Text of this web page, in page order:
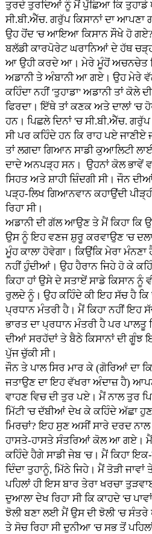
ਤੁਰਦੇ ਤੁਰਦਿਆਂ ਨੂੰ ਮੈਂ ਪੁੱਛਿਆ ਕਿ
ਸੀ.ਬੀ.ਐੱਚ. ਗਰੁੱਪ ਕਿਸਾਨਾਂ ਦਾ
ਉਹ ਹੋਂਦ 'ਚ ਆਇਆ ਕਿਸਾਨ ਸੌਖੇ ਹੋ ਗਏ?
ਬਲੱਡੀ ਕਾਰਪੋਰੇਟ ਘਰਾਨਿਆਂ ਦੇ ਹੱਥ
ਆ ਉਹੀ ਕਰਦੇ ਆ। ਮੇਰੇ ਮੂੰਹੋਂ ਅਚਨਚੇਤ
ਅਡਾਨੀ ਤੇ ਅੰਬਾਨੀ ਆ ਗਏ। ਉਹ ਮੇਰੇ
ਕਹਿੰਦਾ ਨਹੀਂ 'ਤੁਹਾਡਾ' ਅਡਾਨੀ ਤਾਂ ਕੋਲੇ
ਫਿਰਦਾ। ਇੱਥੇ ਤਾਂ ਕਣਕ ਅਤੇ ਦਾਲਾਂ 'ਚ
ਹਨ। ਪਿਛਲੇ ਦਿਨਾਂ 'ਚ ਸੀ.ਬੀ.ਐੱਚ.
ਸੀ ਪਰ ਕਹਿੰਦੇ ਹਨ ਕਿ ਰਾਹ ਪਏ ਜਾਣੀਏ
ਤਾਂ ਲਗਦਾ ਗਿਆਨ ਸਾਡੀ ਕੁਆਲਿਟੀ
ਦਾਦੇ ਅਨਪੜ੍ਹ ਸਨ। ਉਹਨਾਂ ਕੋਲ ਭਾਵੇਂ
ਸਿਹਤ ਅਤੇ ਸ਼ਾਹੀ ਜ਼ਿੰਦਗੀ ਸੀ। ਜੌਨ
ਪੜ੍ਹ-ਲਿਖ ਗਿਆਨਵਾਨ ਕਹਾਉਂਦੀ
ਰਿਹਾ ਸੀ।
ਅਡਾਨੀ ਦੀ ਗੱਲ ਆਉਣ ਤੇ ਮੈਂ ਕਿਹਾ ਕਿ
ਉਸ ਨੂੰ ਇਹ ਵਣਜ ਸ਼ੁਰੂ ਕਰਵਾਉਣ 'ਚ
ਮੂੰਹ ਕਾਲਾ ਹੋਵੇਗਾ। ਕਿਉਂਕਿ ਮੇਰਾ
ਨਹੀਂ ਹੁੰਦੀਆਂ। ਉਹ ਹੈਰਾਨ ਜਿਹੇ ਹੋ ਕੇ
ਕਿਹਾ ਹਾਂ ਉਸੇ ਦੇ ਸਤਾਏਂ ਸਾਡੇ ਕਿਸਾਨ ਨੂੰ
ਰੁਲਦੇ ਨੂੰ। ਉਹ ਕਹਿੰਦੇ ਕੀ ਇਹ ਸੱਚ ਹੈ
ਪ੍ਰਧਾਨ ਮੰਤਰੀ ਹੈ। ਮੈਂ ਕਿਹਾ ਨਹੀਂ ਇਹ
ਭਾਰਤ ਦਾ ਪ੍ਰਧਾਨ ਮੰਤਰੀ ਹੈ ਪਰ ਪਾਲਤੂ
ਦੀਆਂ ਸਰਹੱਦਾਂ ਤੇ ਬੈਠੇ ਕਿਸਾਨਾਂ ਦੀ ਗੂੰਝ
ਪੁੱਜ ਚੁੱਕੀ ਸੀ।
ਜੌਨ ਤੇ ਪਾਲ ਸਿਰ ਮਾਰ ਕੇ (ਗੋਰਿਆਂ ਦਾ
ਜਤਾਉਣ ਦਾ ਇਹ ਵੱਖਰਾ ਅੰਦਾਜ਼ ਹੈ)
ਵਾਹਣ ਵਿਚ ਦੀ ਤੁਰ ਪਏ। ਮੈਂ ਨਾਲ ਤੁਰ
ਮਿੱਟੀ 'ਚ ਦੱਬੀਆਂ ਦੇਖ ਕੇ ਕਹਿੰਦੇ ਅੱਛਾ
ਮਿਰਚਾਂ? ਇਹ ਸੁਣ ਅਸੀਂ ਸਾਰੇ ਦਰਦ
ਹਾਸਤੇ-ਹਾਸਤੇ ਸੰਤਰਿਆਂ ਕੋਲ ਆ ਗਏ। ਮੈਂ
ਕਹਿੰਦੇ ਹੈਗੇ ਸਾਡੀ ਜੇਬ 'ਚ। ਮੈਂ ਕਿਹਾ
ਦਿੰਦਾ ਤੁਹਾਨੂੰ, ਮਿੱਠੇ ਜਿਹੇ। ਮੈਂ ਤੋੜੀ
ਪਹਿਲਾਂ ਹੀ ਇਸ ਬਾਰ ਤੇਰਾ ਖਰਚਾ
ਦੁਆਲਾ ਦੇਖ ਰਿਹਾ ਸੀ ਕਿ ਕਾਹਦੇ 'ਚ
ਝੋਲੀ ਬਣਾ ਲਈ ਮੈਂ ਉਸ ਦੀ ਝੋਲੀ 'ਚ ਸੰਤਰੇ
ਤੇ ਸੋਚ ਰਿਹਾ ਸੀ ਦੁਨੀਆ 'ਚ ਸਭ ਤੋਂ